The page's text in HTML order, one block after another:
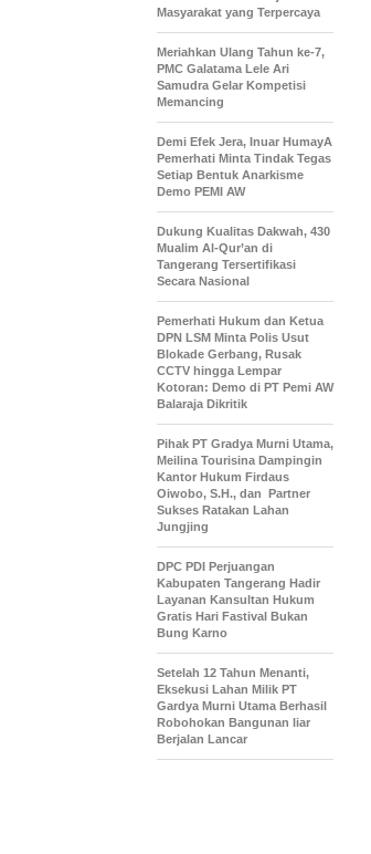
Masyarakat yang Terpercaya
Meriahkan Ulang Tahun ke-7,
PMC Galatama Lele Ari
Samudra Gelar Kompetisi
Memancing
Demi Efek Jera, Inuar HumayA
Pemerhati Minta Tindak Tegas
Setiap Bentuk Anarkisme
Demo PEMI AW
Dukung Kualitas Dakwah, 430
Mualim Al-Qur’an di
Tangerang Tersertifikasi
Secara Nasional
Pemerhati Hukum dan Ketua
DPN LSM Minta Polis Usut
Blokade Gerbang, Rusak
CCTV hingga Lempar
Kotoran: Demo di PT Pemi AW
Balaraja Dikritik
Pihak PT Gradya Murni Utama,
Meilina Tourisina Dampingin
Kantor Hukum Firdaus
Oiwobo, S.H., dan Partner
Sukses Ratakan Lahan
Jungjing
DPC PDI Perjuangan
Kabupaten Tangerang Hadir
Layanan Kansultan Hukum
Gratis Hari Fastival Bukan
Bung Karno
Setelah 12 Tahun Menanti,
Eksekusi Lahan Milik PT
Gardya Murni Utama Berhasil
Robohokan Bangunan liar
Berjalan Lancar